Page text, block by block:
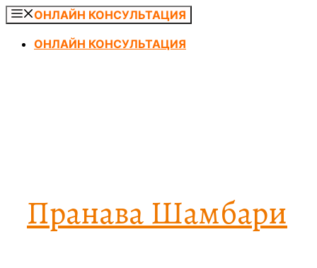
Перейти
содержимому
ОНЛАЙН КОНСУЛЬТАЦИЯ
ОНЛАЙН КОНСУЛЬТАЦИЯ
Пранава Шамбари